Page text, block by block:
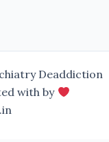
Deaddiction
with by